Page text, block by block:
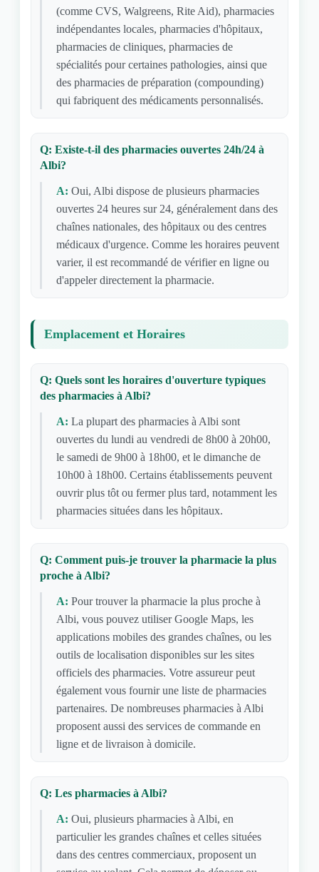
(comme CVS, Walgreens, Rite Aid), pharmacies
indépendantes locales, pharmacies d'hôpitaux,
pharmacies de cliniques, pharmacies de
spécialités pour certaines pathologies, ainsi que
des pharmacies de préparation (compounding)
qui fabriquent des médicaments personnalisés.
Q: Existe-t-il des pharmacies ouvertes 24h/24 à
Albi?
A: Oui, Albi dispose de plusieurs pharmacies
ouvertes 24 heures sur 24, généralement dans des
chaînes nationales, des hôpitaux ou des centres
médicaux d'urgence. Comme les horaires peuvent
varier, il est recommandé de vérifier en ligne ou
d'appeler directement la pharmacie.
Emplacement et Horaires
Q: Quels sont les horaires d'ouverture typiques
des pharmacies à Albi?
A: La plupart des pharmacies à Albi sont
ouvertes du lundi au vendredi de 8h00 à 20h00,
le samedi de 9h00 à 18h00, et le dimanche de
10h00 à 18h00. Certains établissements peuvent
ouvrir plus tôt ou fermer plus tard, notamment les
pharmacies situées dans les hôpitaux.
Q: Comment puis-je trouver la pharmacie la plus
proche à Albi?
A: Pour trouver la pharmacie la plus proche à
Albi, vous pouvez utiliser Google Maps, les
applications mobiles des grandes chaînes, ou les
outils de localisation disponibles sur les sites
officiels des pharmacies. Votre assureur peut
également vous fournir une liste de pharmacies
partenaires. De nombreuses pharmacies à Albi
proposent aussi des services de commande en
ligne et de livraison à domicile.
Q: Les pharmacies à Albi?
A: Oui, plusieurs pharmacies à Albi, en
particulier les grandes chaînes et celles situées
dans des centres commerciaux, proposent un